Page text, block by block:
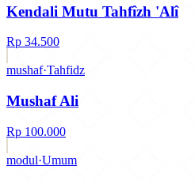
Kendali Mutu Tahfîzh 'Alî
Rp 34.500
كتاب
◇MUSHAF
mushaf·Tahfidz
Mushaf Ali
Rp 100.000
كتاب
◇MODUL
modul·Umum